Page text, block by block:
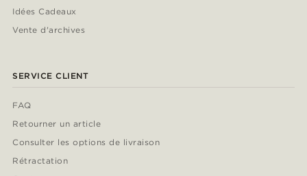
Idées Cadeaux
Vente d'archives
SERVICE CLIENT
FAQ
Retourner un article
Consulter les options de livraison
Rétractation